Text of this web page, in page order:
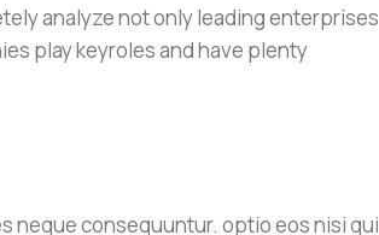
analyze not only leading enterprises
play keyroles and have plenty
neque consequuntur. optio eos nisi qui